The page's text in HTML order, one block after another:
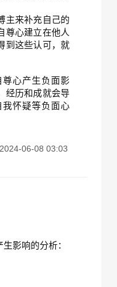
主来补充自己的
尊心建立在他人
到这些认可，就
心产生负面影
经历和成就会导
怀疑等负面心
2024-06-08 03:03
影响的分析：